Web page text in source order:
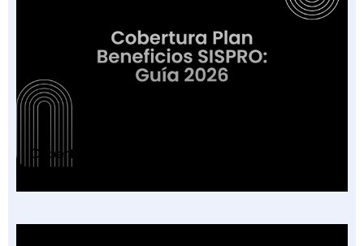
Cobertura Plan Beneficios SISPRO: Guía 2026